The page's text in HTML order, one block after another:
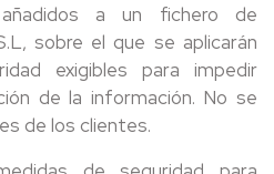
a un fichero de
sobre el que se aplicarán
exigibles para impedir
de la información. No se
de los clientes.